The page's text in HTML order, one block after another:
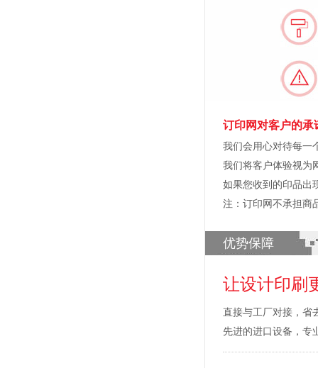
订印网对客户的承
我们会用心对待每一
我们将客户体验视为
如果您收到的印品出
注：订印网不承担商
优势保障
让设计印刷
直接与工厂对接，省
先进的进口设备，专